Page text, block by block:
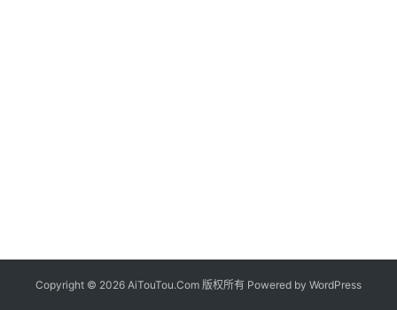
Copyright © 2026 AiTouTou.Com 版权所有 Powered by WordPress